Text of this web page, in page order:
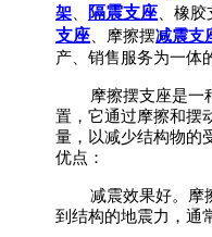
架
隔震支座 、橡胶
支座 、摩擦摆减震支
产、销售服务为一体
摩擦摆支座是一
置，它通过摩擦和摆
量，以减少结构物的
优点：
减震效果好。摩
到结构的地震力，通